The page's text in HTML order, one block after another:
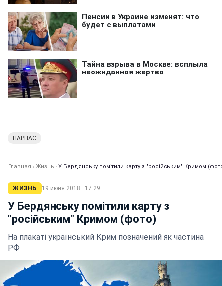
ПАРНАС
Главная › Жизнь › У Бердянську помітили карту з "російським" Кримом
ЖИЗНЬ 19 июня 2018 · 17:29
У Бердянську помітили карту з
"російським" Кримом (фото)
На плакаті український Крим позначений як частина
РФ